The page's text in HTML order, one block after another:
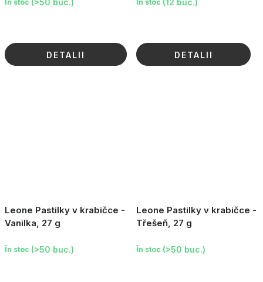
În stoc (>50 buc.)
DETALII
În stoc (12 buc.)
DETALII
Leone Pastilky v krabičce -
Vanilka, 27 g
În stoc (>50 buc.)
Leone Pastilky v krabičce -
Třešeň, 27 g
În stoc (>50 buc.)